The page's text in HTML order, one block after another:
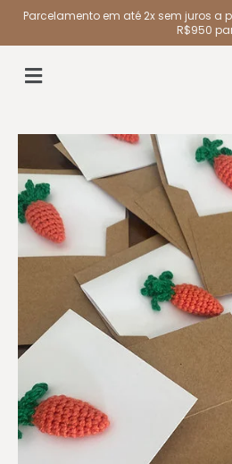
Parcelamento em até 2x sem juros a
R$950